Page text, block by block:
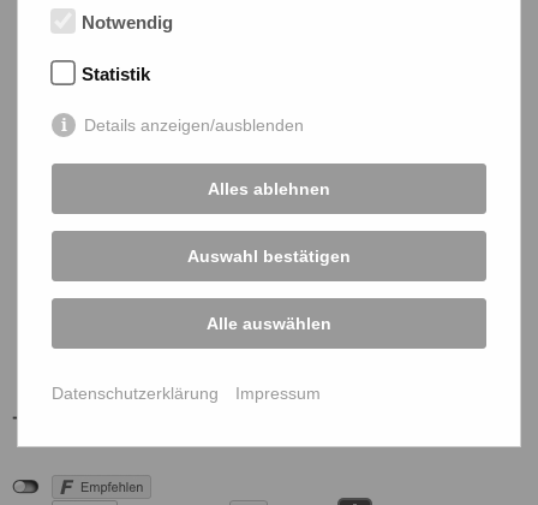
Notwendig
Statistik
Details anzeigen/ausblenden
Alles ablehnen
Auswahl bestätigen
Alle auswählen
Datenschutzerklärung Impressum